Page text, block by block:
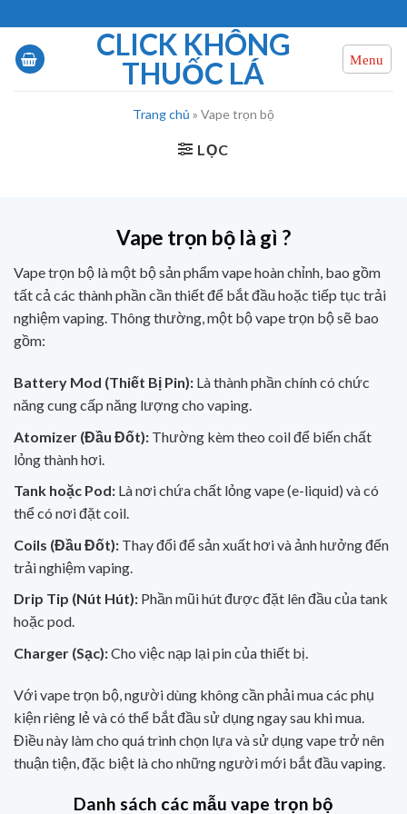
đến
nội
dung
CLICK KHÔNG
THUỐC LÁ
Trang chủ » Vape trọn bộ
LỌC
Vape trọn bộ là gì ?
Vape trọn bộ là một bộ sản phẩm vape hoàn chỉnh, bao gồm
tất cả các thành phần cần thiết để bắt đầu hoặc tiếp tục trải
nghiệm vaping. Thông thường, một bộ vape trọn bộ sẽ bao
gồm:
Battery Mod (Thiết Bị Pin): Là thành phần chính có chức
năng cung cấp năng lượng cho vaping.
Atomizer (Đầu Đốt): Thường kèm theo coil để biến chất
lỏng thành hơi.
Tank hoặc Pod: Là nơi chứa chất lỏng vape (e-liquid) và có
thể có nơi đặt coil.
Coils (Đầu Đốt): Thay đổi để sản xuất hơi và ảnh hưởng đến
trải nghiệm vaping.
Drip Tip (Nút Hút): Phần mũi hút được đặt lên đầu của tank
hoặc pod.
Charger (Sạc):Cho việc nạp lại pin của thiết bị.
Với vape trọn bộ, người dùng không cần phải mua các phụ
kiện riêng lẻ và có thể bắt đầu sử dụng ngay sau khi mua.
Điều này làm cho quá trình chọn lựa và sử dụng vape trở nên
thuận tiện, đặc biệt là cho những người mới bắt đầu vaping.
Danh sách các mẫu vape trọn bộ